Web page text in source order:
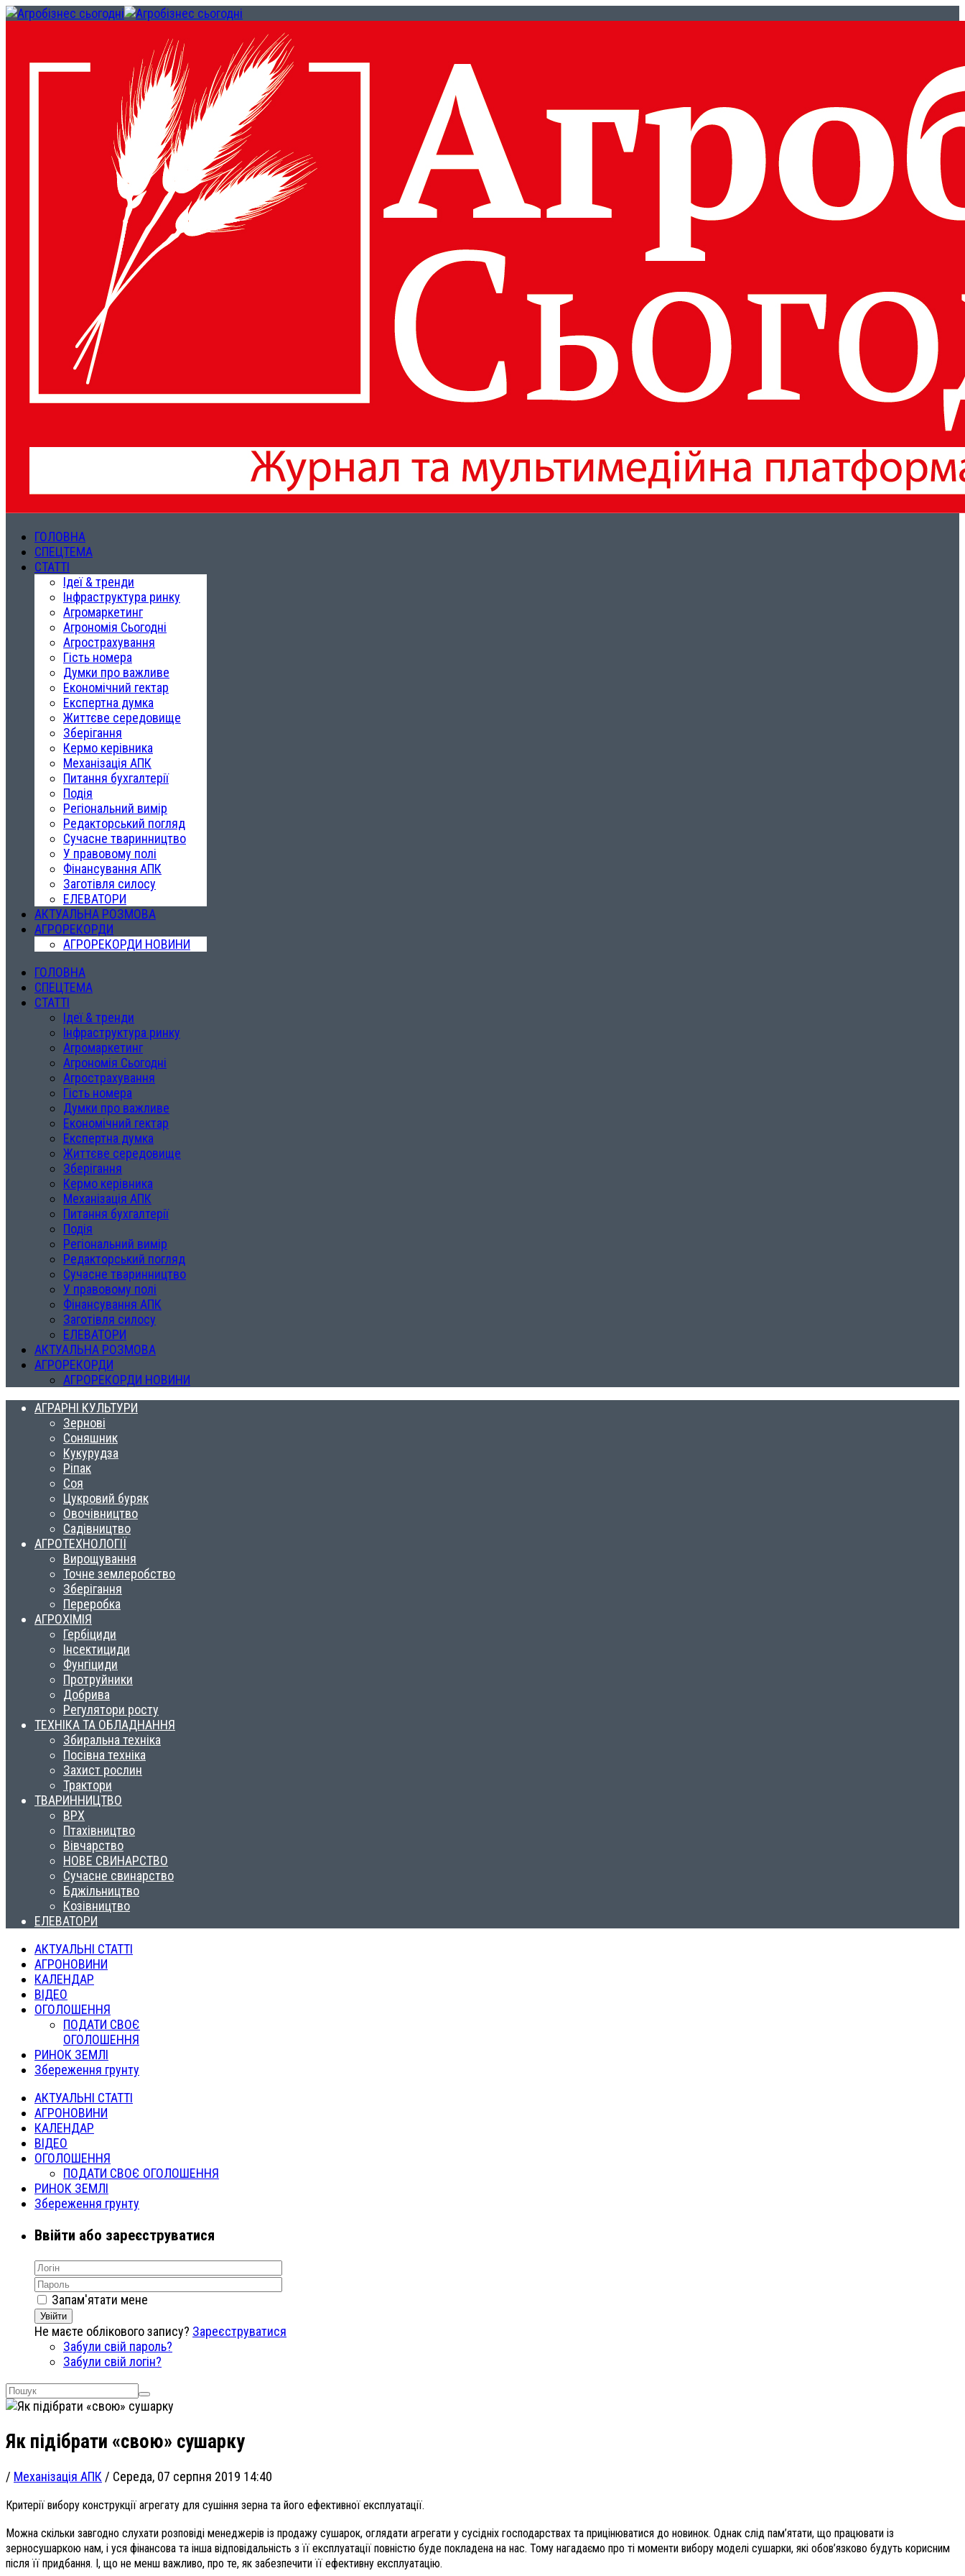
ГОЛОВНА
СПЕЦТЕМА
СТАТТІ
Ідеї & тренди
Інфраструктура ринку
Агромаркетинг
Агрономія Сьогодні
Агрострахування
Гість номера
Думки про важливе
Економічний гектар
Експертна думка
Життєве середовище
Зберігання
Кермо керівника
Механізація АПК
Питання бухгалтерії
Подія
Регіональний вимір
Редакторський погляд
Сучасне тваринництво
У правовому полі
Фінансування АПК
Заготівля силосу
ЕЛЕВАТОРИ
АКТУАЛЬНА РОЗМОВА
АГРОРЕКОРДИ
АГРОРЕКОРДИ НОВИНИ
ГОЛОВНА
СПЕЦТЕМА
СТАТТІ
Ідеї & тренди
Інфраструктура ринку
Агромаркетинг
Агрономія Сьогодні
Агрострахування
Гість номера
Думки про важливе
Економічний гектар
Експертна думка
Життєве середовище
Зберігання
Кермо керівника
Механізація АПК
Питання бухгалтерії
Подія
Регіональний вимір
Редакторський погляд
Сучасне тваринництво
У правовому полі
Фінансування АПК
Заготівля силосу
ЕЛЕВАТОРИ
АКТУАЛЬНА РОЗМОВА
АГРОРЕКОРДИ
АГРОРЕКОРДИ НОВИНИ
АГРАРНІ КУЛЬТУРИ
Зернові
Соняшник
Кукурудза
Ріпак
Соя
Цукровий буряк
Овочівництво
Садівництво
АГРОТЕХНОЛОГІЇ
Вирощування
Точне землеробство
Зберігання
Переробка
АГРОХІМІЯ
Гербіциди
Інсектициди
Фунгіциди
Протруйники
Добрива
Регулятори росту
ТЕХНІКА ТА ОБЛАДНАННЯ
Збиральна техніка
Посівна техніка
Захист рослин
Трактори
ТВАРИННИЦТВО
ВРХ
Птахівництво
Вівчарство
НОВЕ СВИНАРСТВО
Сучасне свинарство
Бджільництво
Козівництво
ЕЛЕВАТОРИ
АКТУАЛЬНІ СТАТТІ
АГРОНОВИНИ
КАЛЕНДАР
ВІДЕО
ОГОЛОШЕННЯ
ПОДАТИ СВОЄ
ОГОЛОШЕННЯ
РИНОК ЗЕМЛІ
Збереження грунту
АКТУАЛЬНІ СТАТТІ
АГРОНОВИНИ
КАЛЕНДАР
ВІДЕО
ОГОЛОШЕННЯ
ПОДАТИ СВОЄ ОГОЛОШЕННЯ
РИНОК ЗЕМЛІ
Збереження грунту
Ввійти або зареєструватися
Запам'ятати мене
Увійти
Не маєте облікового запису? Зареєструватися
Забули свій пароль?
Забули свій логін?
Як підібрати «свою» сушарку
/ Механізація АПК / Середа, 07 серпня 2019 14:40
Критерії вибору конструкції агрегату для сушіння зерна та його ефективної експлуатації.
Можна скільки завгодно слухати розповіді менеджерів із продажу сушарок, оглядати агрегати у сусідніх господарствах та прицінюватися до новинок. Однак слід пам’ятати, що працювати із
зерносушаркою нам, і уся фінансова та інша відповідальність з її експлуатації повністю буде покладена на нас. Тому нагадаємо про ті моменти вибору моделі сушарки, які обов’язково будуть корисним
після її придбання. І, що не менш важливо, про те, як забезпечити її ефективну експлуатацію.